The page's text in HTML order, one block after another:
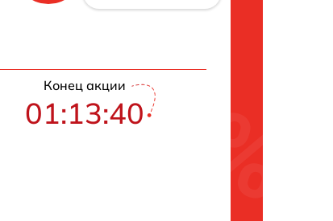
Конец акции
01:13:40